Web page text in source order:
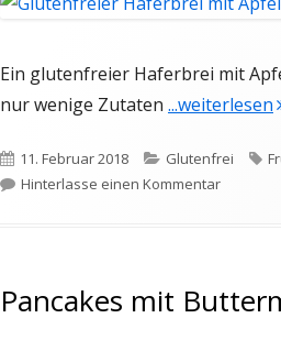
Ein glutenfreier Haferbrei mit
nur wenige Zutaten ...weiterlesen
Veröffentlicht
am
11. Februar 2018 Kategorien
Glutenfrei
Hinterlasse einen Kommentarzu
Pancakes mit